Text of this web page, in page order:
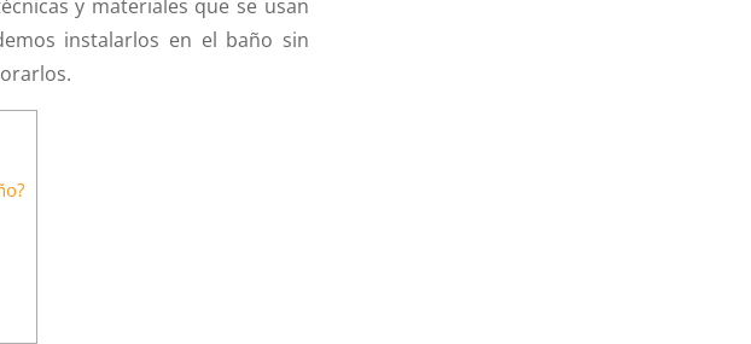
y materiales que se usan
instalarlos en el baño sin